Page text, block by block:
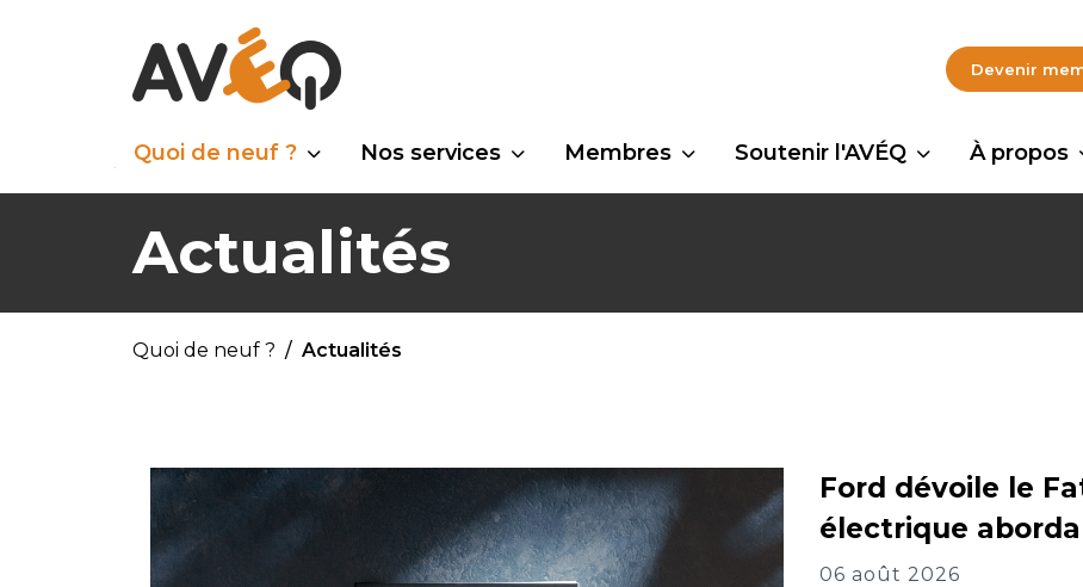
Devenir
Quoi de neuf ? Nos services Membres Soutenir l'AVÉQ À propos
Actualités
Quoi de neuf ? Actualités
Ford dévoile le
électrique
06 août 2026